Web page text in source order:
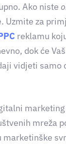
Ako niste
Uzmite za
reklamu
dok će
vidjeti samo
marketing
mreža
marketinške